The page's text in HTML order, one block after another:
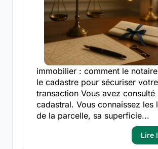
immobilier : comment le
le cadastre pour sécuriser votre
transaction Vous avez consulté
cadastral. Vous connaissez les
de la parcelle, sa superficie...
Lire